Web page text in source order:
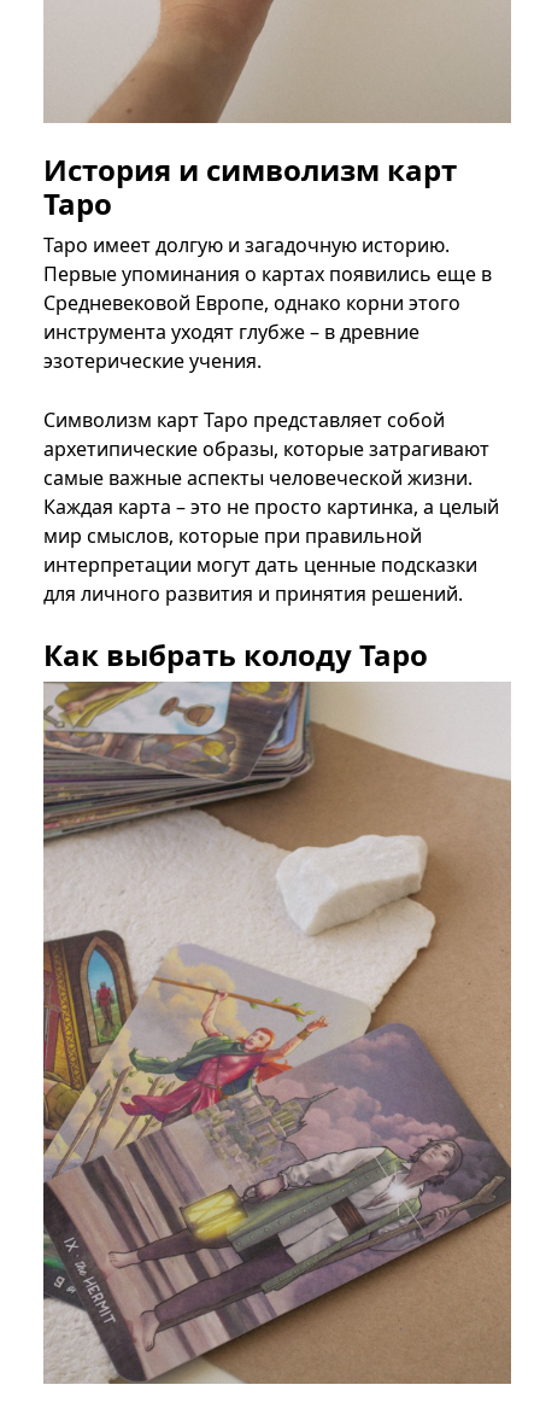
История и символизм карт
Таро
Таро имеет долгую и загадочную историю.
Первые упоминания о картах появились еще в
Средневековой Европе, однако корни этого
инструмента уходят глубже – в древние
эзотерические учения.
Символизм карт Таро представляет собой
архетипические образы, которые затрагивают
самые важные аспекты человеческой жизни.
Каждая карта – это не просто картинка, а целый
мир смыслов, которые при правильной
интерпретации могут дать ценные подсказки
для личного развития и принятия решений.
Как выбрать колоду Таро